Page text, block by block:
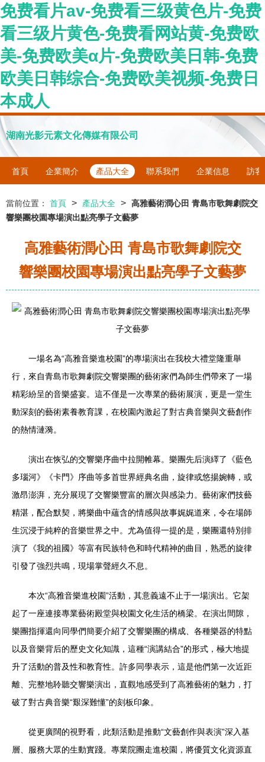
免费看片av-免费看三级黄色片-免费
看三级片黄色-免费看网站黄-免费欧
美-免费欧美α片-免费欧美日韩-免费
欧美日韩综合-免费欧美视频-免费日
本成人
湖南光影元素文化傳媒有限公司
首頁 企業簡介 產品大全 聯系我們 企業信息 訪客
當前位置： 首頁 > 產品大全 > 高雅藝術潤心田 青島市歌舞劇院交
響樂團校園專場演出點亮學子文藝夢
高雅藝術潤心田 青島市歌舞劇院交
響樂團校園專場演出點亮學子文藝夢
一場名為“高雅音樂進校園”的專場演出在我校大禮堂隆重舉
行，來自青島市歌舞劇院交響樂團的藝術家們為師生們帶來了一場
精彩紛呈的音樂盛宴。這不僅是一次專業的藝術展演，更是一堂生
動深刻的藝術素養教育課，在校園內激起了對古典音樂與文藝創作
的熱情漣漪。
演出在恢弘的交響樂序曲中拉開帷幕。樂團先后演繹了《藍色
多瑙河》《卡門》序曲等多首世界經典名曲，旋律或悠揚婉轉，或
激昂澎湃，充分展現了交響樂豐富的層次與感染力。藝術家們技藝
精湛，配合默契，將樂曲中蘊含的情感與故事娓娓道來，令在場師
生沉浸于純粹的音樂世界之中。尤為值得一提的是，樂團還特別排
演了《我的祖國》等富有民族特色和時代精神的曲目，熟悉的旋律
引發了強烈共鳴，現場掌聲經久不息。
本次“高雅音樂進校園”活動，其意義遠不止于一場演出。它架
起了一座連接專業藝術殿堂與校園文化生活的橋梁。在演出間隙，
樂團指揮還向同學們簡要介紹了交響樂團的構成、各種樂器的特點
以及音樂背后的歷史文化知識，這種“演講結合”的形式，極大地提
升了活動的普及性和教育性。許多同學表示，這是他們第一次近距
離、完整地聆聽交響樂演出，直觀地感受到了高雅藝術的魅力，打
破了對古典音樂“艱深難懂”的刻板印象。
從更廣闊的視野看，此類活動是推動“文藝創作與表演”深入基
層、服務大眾的生動實踐。專業院團走進校園，將優質文化資源直